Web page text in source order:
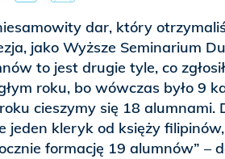
dar, który
jako Wyższe Seminarium
to jest drugie tyle, co
roku, bo wówczas było 9
cieszymy się 18 alumnami.
jeden kleryk od księży
formację 19 alumnów” –